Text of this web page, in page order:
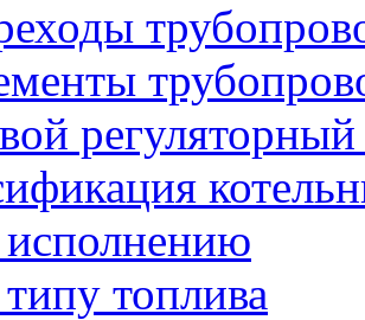
топлива